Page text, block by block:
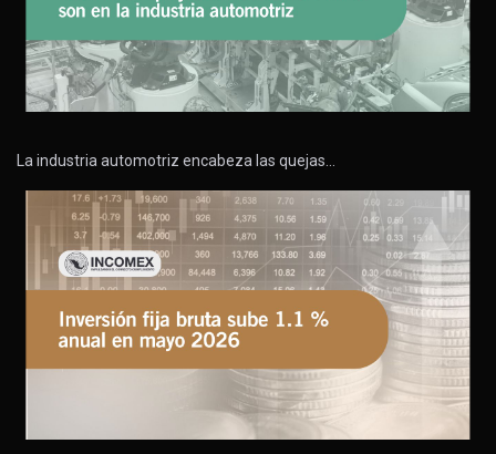
La industria automotriz encabeza las quejas…